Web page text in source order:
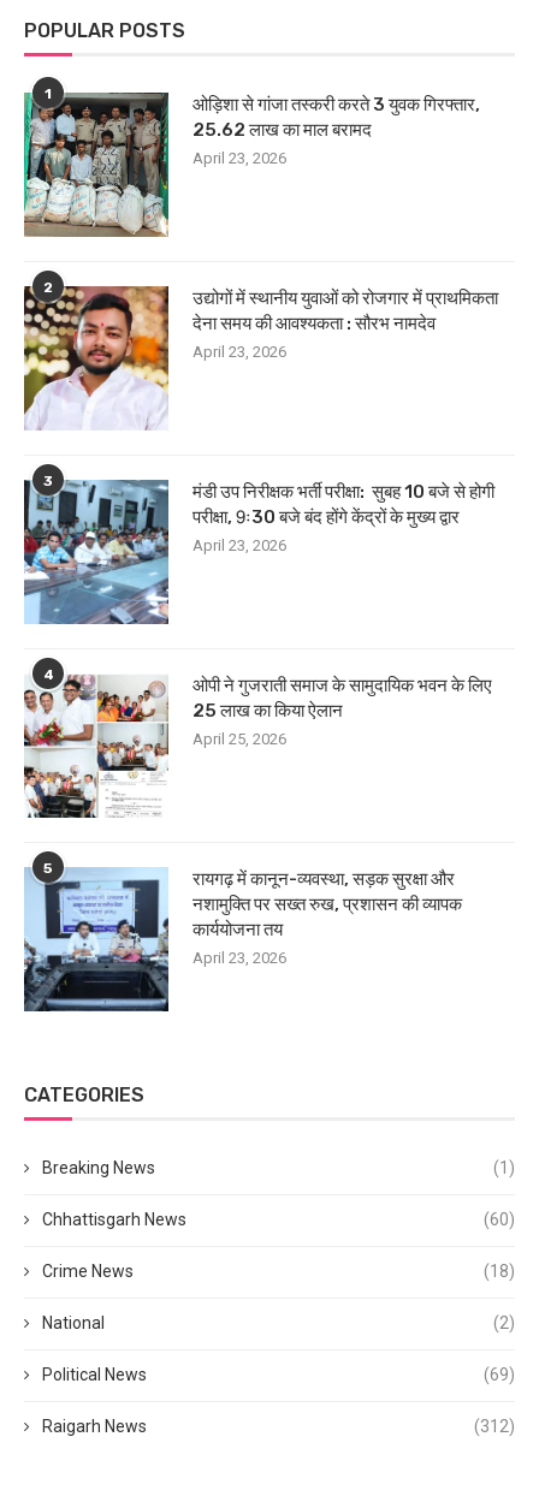
POPULAR POSTS
1
ओड़िशा से गांजा तस्करी करते 3 युवक गिरफ्तार,
25.62 लाख का माल बरामद
April 23, 2026
2
उद्योगों में स्थानीय युवाओं को रोजगार में प्राथमिकता
देना समय की आवश्यकता : सौरभ नामदेव
April 23, 2026
3
मंडी उप निरीक्षक भर्ती परीक्षा: सुबह 10 बजे से होगी
परीक्षा, 9ः30 बजे बंद होंगे केंद्रों के मुख्य द्वार
April 23, 2026
4
ओपी ने गुजराती समाज के सामुदायिक भवन के लिए
25 लाख का किया ऐलान
April 25, 2026
5
रायगढ़ में कानून-व्यवस्था, सड़क सुरक्षा और
नशामुक्ति पर सख्त रुख, प्रशासन की व्यापक
कार्ययोजना तय
April 23, 2026
CATEGORIES
Breaking News (1)
Chhattisgarh News (60)
Crime News (18)
National (2)
Political News (69)
Raigarh News (312)